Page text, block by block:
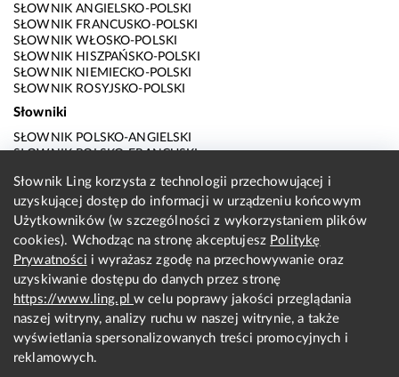
SŁOWNIK ANGIELSKO-POLSKI
SŁOWNIK FRANCUSKO-POLSKI
SŁOWNIK WŁOSKO-POLSKI
SŁOWNIK HISZPAŃSKO-POLSKI
SŁOWNIK NIEMIECKO-POLSKI
SŁOWNIK ROSYJSKO-POLSKI
Słowniki
SŁOWNIK POLSKO-ANGIELSKI
SŁOWNIK POLSKO-FRANCUSKI
SŁOWNIK POLSKO-HISZPAŃSKI
SŁOWNIK POLSKO-NIEMIECKI
SŁOWNIK POLSKO-ROSYJSKI
SŁOWNIK ANGIELSKO-POLSKI
SŁOWNIK FRANCUSKO-POLSKI
SŁOWNIK WŁOSKO-POLSKI
SŁOWNIK HISZPAŃSKO-POLSKI
SŁOWNIK NIEMIECKO-POLSKI
SŁOWNIK ROSYJSKO-POLSKI
O nas
KONTAKT Z REDAKCJĄ
Słownik Ling korzysta z technologii przechowującej i
uzyskującej dostęp do informacji w urządzeniu końcowym
Użytkowników (w szczególności z wykorzystaniem plików
cookies). Wchodząc na stronę akceptujesz Politykę
Prywatności i wyrażasz zgodę na przechowywanie oraz
uzyskiwanie dostępu do danych przez stronę
https://www.ling.plw celu poprawy jakości przeglądania
naszej witryny, analizy ruchu w naszej witrynie, a także
wyświetlania spersonalizowanych treści promocyjnych i
reklamowych.